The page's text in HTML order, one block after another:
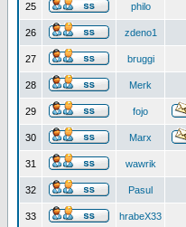
25 philo
26 zdeno1
27 bruggi
28 Merk
29 fojo
30 Marx
31 wawrik
32 Pasul
33 hrabeX33